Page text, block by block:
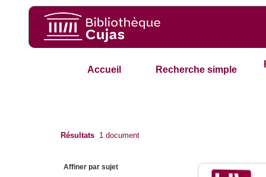
Accueil Recherche simple
Résultats 1 document
Affiner par sujet